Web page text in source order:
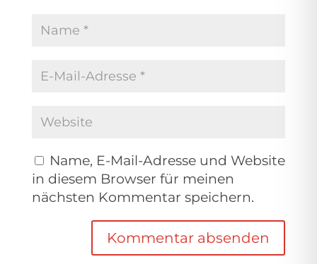
Name, E-Mail-Adresse und Website
in diesem Browser für meinen
nächsten Kommentar speichern.